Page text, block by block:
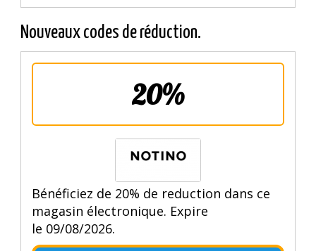
Nouveaux codes de réduction.
20%
Bénéficiez de 20% de reduction dans ce
magasin électronique. Expire
le 09/08/2026.